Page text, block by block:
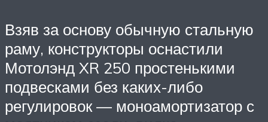
Взяв за основу обычную стальную
раму, конструкторы оснастили
Мотолэнд XR 250 простенькими
подвесками без каких-либо
регулировок — моноамортизатор с